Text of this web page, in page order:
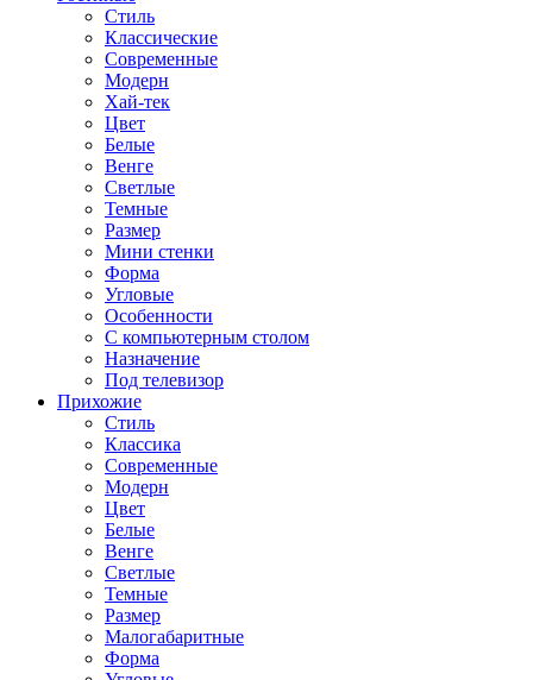
Стиль
Классические
Современные
Модерн
Хай-тек
Цвет
Белые
Венге
Светлые
Темные
Размер
Мини стенки
Форма
Угловые
Особенности
С компьютерным столом
Назначение
Под телевизор
Прихожие
Стиль
Классика
Современные
Модерн
Цвет
Белые
Венге
Светлые
Темные
Размер
Малогабаритные
Форма